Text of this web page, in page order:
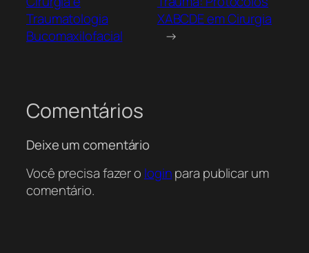
Traumatologia
Bucomaxilofacial
XABCDE em Cirurgia
→
Comentários
Deixe um comentário
Você precisa fazer o loginpara publicar um
comentário.